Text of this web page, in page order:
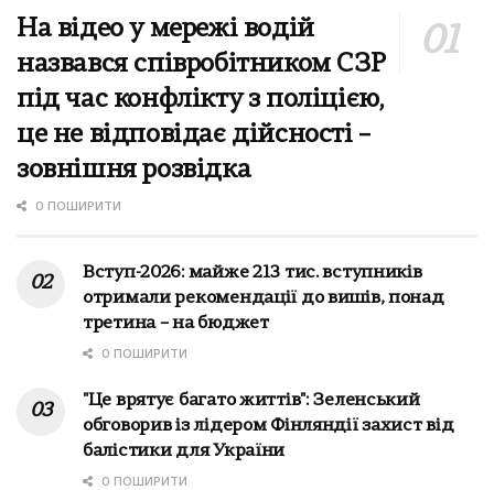
На відео у мережі водій
назвався співробітником СЗР
під час конфлікту з поліцією,
це не відповідає дійсності –
зовнішня розвідка
0 ПОШИРИТИ
Вступ-2026: майже 213 тис. вступників
отримали рекомендації до вишів, понад
третина – на бюджет
0 ПОШИРИТИ
"Це врятує багато життів": Зеленський
обговорив із лідером Фінляндії захист від
балістики для України
0 ПОШИРИТИ